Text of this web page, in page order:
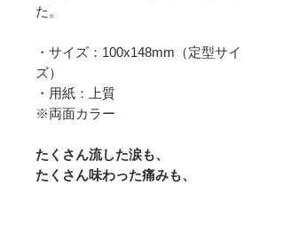
た。
・サイズ：100x148mm（定型サイ
ズ）
・用紙：上質
※両面カラー
たくさん流した涙も、
たくさん味わった痛みも、